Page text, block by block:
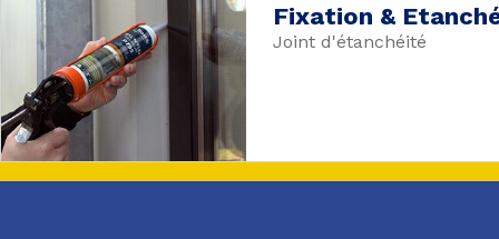
Fixation &
Joint d'étanchéité